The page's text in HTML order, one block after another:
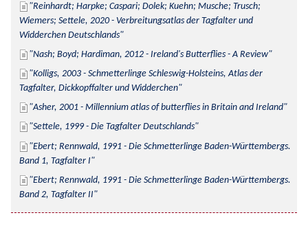
Reinhardt; Harpke; Caspari; Dolek; Kuehn; Musche; Trusch;
Wiemers; Settele, 2020 - Verbreitungsatlas der Tagfalter und
Widderchen Deutschlands
Nash; Boyd; Hardiman, 2012 - Ireland's Butterflies - A Review
Kolligs, 2003 - Schmetterlinge Schleswig-Holsteins, Atlas der
Tagfalter, Dickkopffalter und Widderchen
Asher, 2001 - Millennium atlas of butterflies in Britain and Ireland
Settele, 1999 - Die Tagfalter Deutschlands
Ebert; Rennwald, 1991 - Die Schmetterlinge Baden-Württembergs.
Band 1, Tagfalter I
Ebert; Rennwald, 1991 - Die Schmetterlinge Baden-Württembergs.
Band 2, Tagfalter II